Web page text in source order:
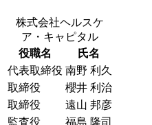
株式会社ヘルスケ
ア・キャピタル
役職名
氏名
代表取締役 南野 利久
取締役
櫻井 利治
取締役
遠山 邦彦
監査役
福島 隆司